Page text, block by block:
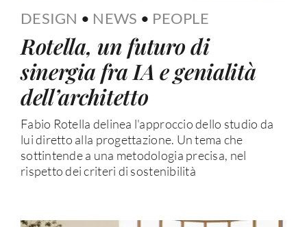
DESIGN • NEWS • PEOPLE
Rotella, un futuro di
sinergia fra IA e genialità
dell’architetto
Fabio Rotella delinea l'approccio dello studio da
lui diretto alla progettazione. Un tema che
sottintende a una metodologia precisa, nel
rispetto dei criteri di sostenibilità